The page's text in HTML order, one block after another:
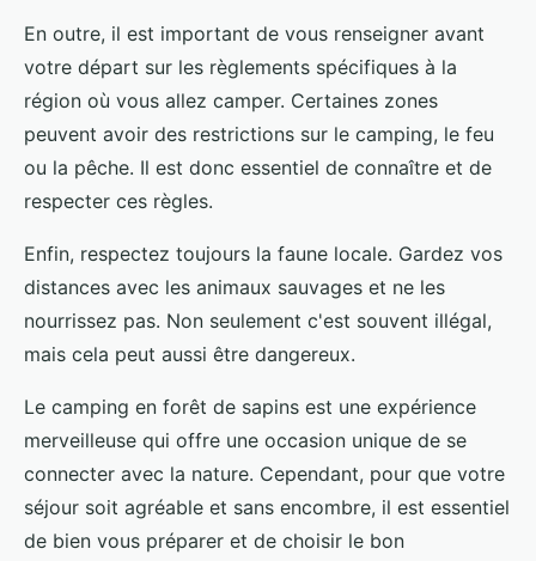
En outre, il est important de vous renseigner avant
votre départ sur les règlements spécifiques à la
région où vous allez camper. Certaines zones
peuvent avoir des restrictions sur le camping, le feu
ou la pêche. Il est donc essentiel de connaître et de
respecter ces règles.
Enfin, respectez toujours la faune locale. Gardez vos
distances avec les animaux sauvages et ne les
nourrissez pas. Non seulement c'est souvent illégal,
mais cela peut aussi être dangereux.
Le camping en forêt de sapins est une expérience
merveilleuse qui offre une occasion unique de se
connecter avec la nature. Cependant, pour que votre
séjour soit agréable et sans encombre, il est essentiel
de bien vous préparer et de choisir le bon